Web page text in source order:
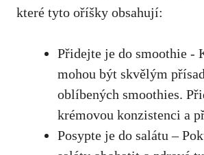
⁣které ​tyto oříšky obsahují:
Přidejte je ⁤do smoothie -⁤
mohou být skvělým
oblíbených smoothies.
krémovou konzistenci a
Posypte je do salátu –